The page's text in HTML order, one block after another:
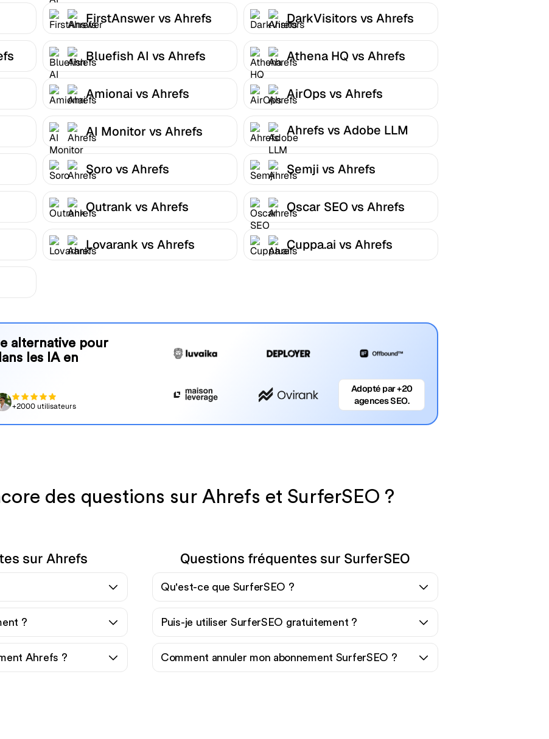
FirstAnswer vs Ahrefs DarkVisitors vs Ahrefs
Bluefish AI vs Ahrefs Athena HQ vs Ahrefs
Amionai vs Ahrefs AirOps vs Ahrefs
AI Monitor vs Ahrefs
Ahrefs vs Adobe LLM
Optimizer
Soro vs Ahrefs Semji vs Ahrefs
Outrank vs Ahrefs Oscar SEO vs Ahrefs
Lovarank vs Ahrefs Cuppa.ai vs Ahrefs
alternative pour
les IA en
+2000 utilisateurs
Adopté par +20
agences SEO.
des questions sur Ahrefs et SurferSEO ?
sur Ahrefs
?
Ahrefs ?
Questions fréquentes sur SurferSEO
Qu'est-ce que SurferSEO ?
Puis-je utiliser SurferSEO gratuitement ?
Comment annuler mon abonnement SurferSEO ?